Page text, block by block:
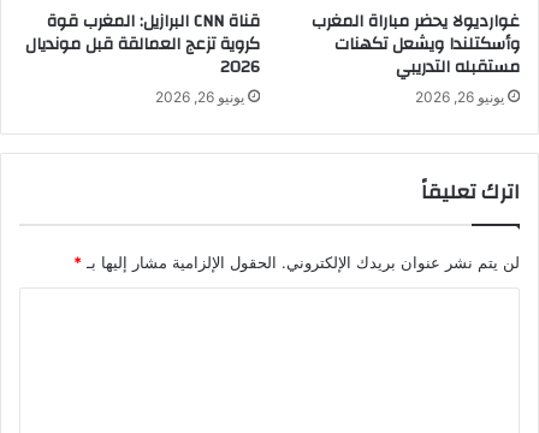
غوارديولا يحضر مباراة المغرب
وأسكتلندا ويشعل تكهنات
مستقبله التدريبي
يونيو 26, 2026
قناة CNN البرازيل: المغرب قوة
كروية تزعج العمالقة قبل مونديال
2026
يونيو 26, 2026
اترك تعليقاً
لن يتم نشر عنوان بريدك الإلكتروني. الحقول الإلزامية مشار إليها بـ*